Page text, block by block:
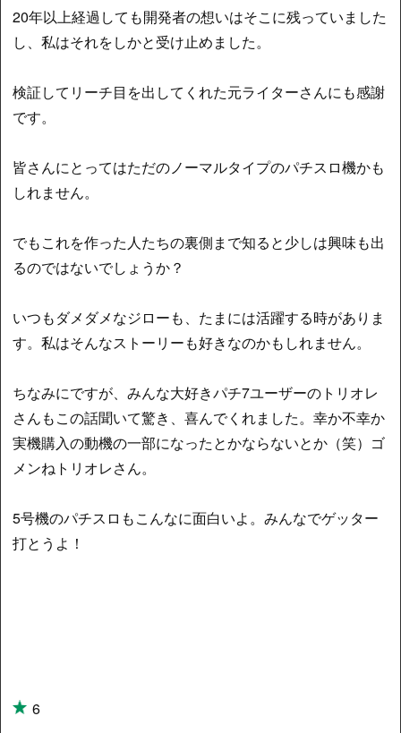
20年以上経過しても開発者の想いはそこに残っていました
し、私はそれをしかと受け止めました。
検証してリーチ目を出してくれた元ライターさんにも感謝
です。
皆さんにとってはただのノーマルタイプのパチスロ機かも
しれません。
でもこれを作った人たちの裏側まで知ると少しは興味も出
るのではないでしょうか？
いつもダメダメなジローも、たまには活躍する時がありま
す。私はそんなストーリーも好きなのかもしれません。
ちなみにですが、みんな大好きパチ7ユーザーのトリオレ
さんもこの話聞いて驚き、喜んでくれました。幸か不幸か
実機購入の動機の一部になったとかならないとか（笑）ゴ
メンねトリオレさん。
5号機のパチスロもこんなに面白いよ。みんなでゲッター
打とうよ！
6